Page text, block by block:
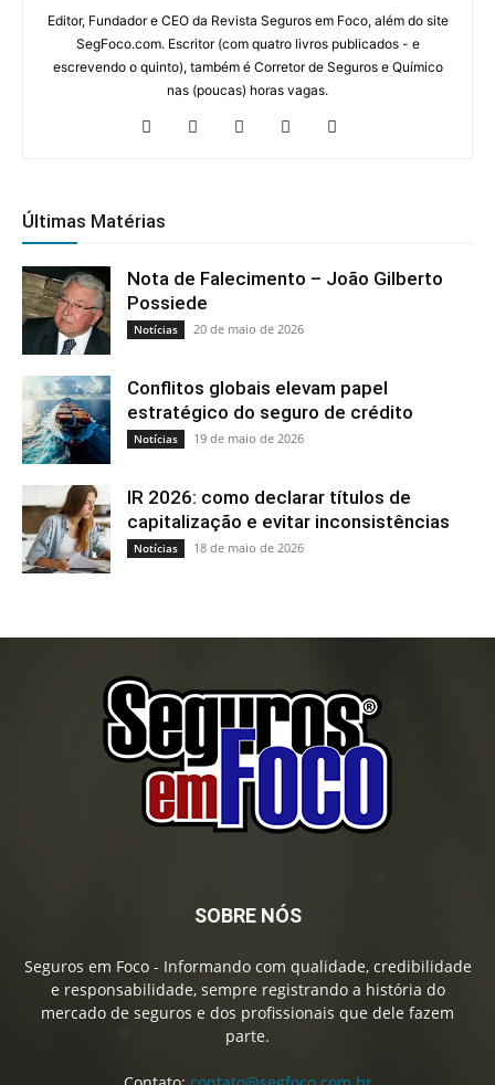
Editor, Fundador e CEO da Revista Seguros em Foco, além do site
SegFoco.com. Escritor (com quatro livros publicados - e
escrevendo o quinto), também é Corretor de Seguros e Químico
nas (poucas) horas vagas.
Últimas Matérias
Nota de Falecimento – João Gilberto
Possiede
Notícias 20 de maio de 2026
Conflitos globais elevam papel
estratégico do seguro de crédito
Notícias 19 de maio de 2026
IR 2026: como declarar títulos de
capitalização e evitar inconsistências
Notícias 18 de maio de 2026
SOBRE NÓS
Seguros em Foco - Informando com qualidade, credibilidade
e responsabilidade, sempre registrando a história do
mercado de seguros e dos profissionais que dele fazem
parte.